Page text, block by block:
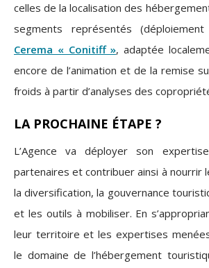
celles de la localisation des
segments représentés
Cerema « Conitiff », adaptée
encore de l’animation et de la remise
froids à partir d’analyses des
LA PROCHAINE ÉTAPE ?
L’Agence va déployer son
partenaires et contribuer ainsi à nourrir
la diversification, la gouvernance
et les outils à mobiliser. En
leur territoire et les expertises
le domaine de l’hébergement